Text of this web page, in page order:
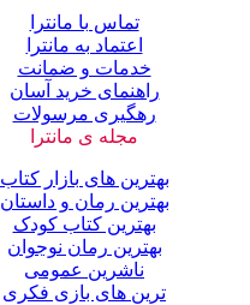
تماس با مانترا
اعتماد به مانترا
خدمات و ضمانت
راهنمای خرید آسان
رهگیری مرسولات
مجله ی مانترا
بهترین های بازار کتاب
بهترین رمان و داستان
بهترین کتاب کودک
بهترین رمان نوجوان
ناشرین عمومی
ترین های بازی فکری